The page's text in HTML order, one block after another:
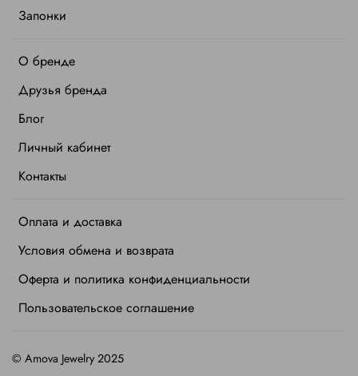
Запонки
О бренде
Друзья бренда
Блог
Личный кабинет
Контакты
Оплата и доставка
Условия обмена и возврата
Оферта и политика конфиденциальности
Пользовательское соглашение
© Amova Jewelry 2025